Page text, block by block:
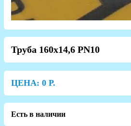
Труба 160х14,6 PN10
ЦЕНА: 0 Р.
Есть в наличии